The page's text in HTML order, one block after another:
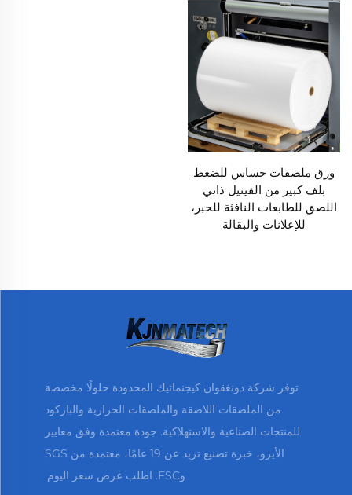
ورق ملصقات حساس للضغط
بلف كبير من الفينيل ذاتي
اللصق للطابعات النافثة للحبر،
للإعلانات والبقالة
توفر شركة دونغقوان كيجنماتيك المحدودة حلولًا مخصصة
من الملصقات اللاصقة والملصقات الحرارية والباركود
للمنتجات الصناعية والاستهلاكية. جودة معتمدة وفق معايير
الأيزو، خبرة تصنيع تزيد عن 19 عامًا، معتمدة من SGS
وFSC. اطلب عرض سعر اليوم.